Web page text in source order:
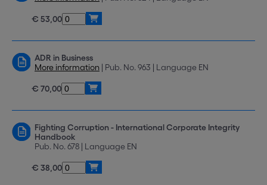
€ 53,00
ADR in Business
More information | Pub. No. 963 | Language EN
€ 70,00
Fighting Corruption - International Corporate Integrity
Handbook
Pub. No. 678 | Language EN
€ 38,00